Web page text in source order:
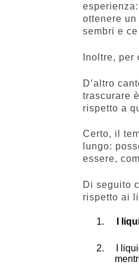
ottenere
sembri e
Inoltre,
D’altro
trascurare
rispetto a
Certo, il
lungo:
essere,
Di seguito
rispetto ai
I
I